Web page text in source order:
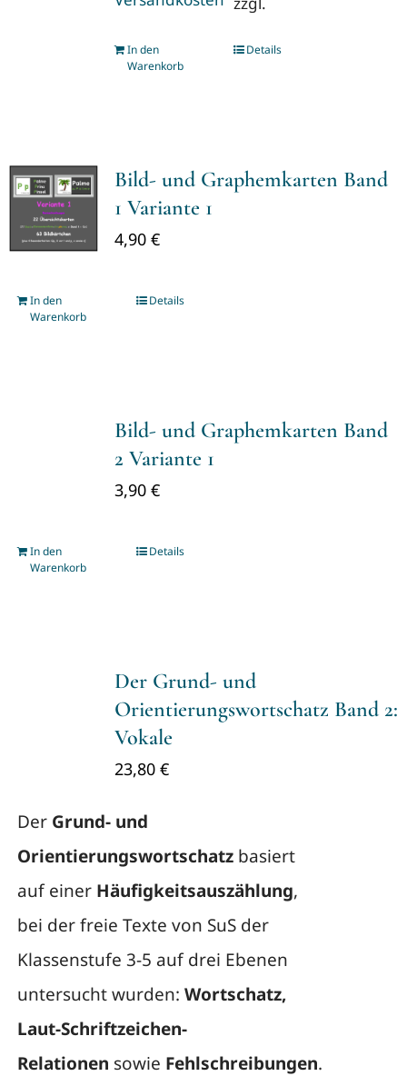
In den
Warenkorb
Details
Bild- und Graphemkarten Band
1 Variante 1
4,90 €
In den
Warenkorb
Details
Bild- und Graphemkarten Band
2 Variante 1
3,90 €
In den
Warenkorb
Details
Der Grund- und
Orientierungswortschatz Band 2:
Vokale
23,80 €
Der Grund- und
Orientierungswortschatzbasiert
auf einer Häufigkeitsauszählung,
bei der freie Texte von SuS der
Klassenstufe 3-5 auf drei Ebenen
untersucht wurden: Wortschatz,
Laut-Schriftzeichen-
Relationen sowie Fehlschreibungen.